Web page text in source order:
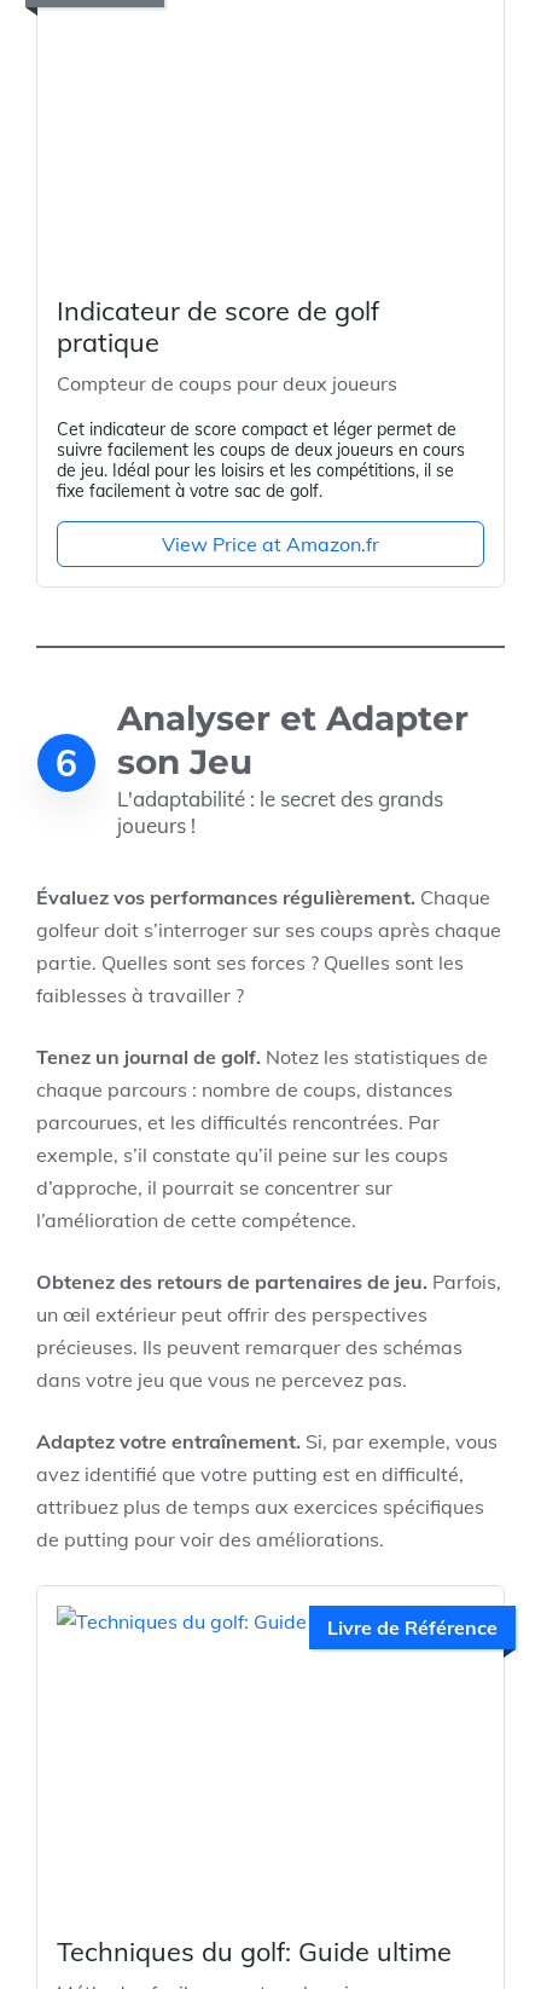
Indicateur de score de golf
pratique
Compteur de coups pour deux joueurs
Cet indicateur de score compact et léger permet de
suivre facilement les coups de deux joueurs en cours
de jeu. Idéal pour les loisirs et les compétitions, il se
fixe facilement à votre sac de golf.
View Price at Amazon.fr
6
Analyser et Adapter
son Jeu
L'adaptabilité : le secret des grands
joueurs !
Évaluez vos performances régulièrement. Chaque
golfeur doit s’interroger sur ses coups après chaque
partie. Quelles sont ses forces ? Quelles sont les
faiblesses à travailler ?
Tenez un journal de golf. Notez les statistiques de
chaque parcours : nombre de coups, distances
parcourues, et les difficultés rencontrées. Par
exemple, s’il constate qu’il peine sur les coups
d’approche, il pourrait se concentrer sur
l’amélioration de cette compétence.
Obtenez des retours de partenaires de jeu. Parfois,
un œil extérieur peut offrir des perspectives
précieuses. Ils peuvent remarquer des schémas
dans votre jeu que vous ne percevez pas.
Adaptez votre entraînement. Si, par exemple, vous
avez identifié que votre putting est en difficulté,
attribuez plus de temps aux exercices spécifiques
de putting pour voir des améliorations.
Livre de Référence
Techniques du golf: Guide ultime